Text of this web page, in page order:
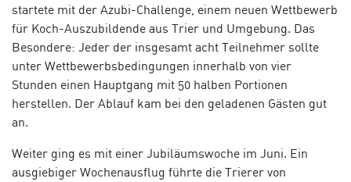
startete mit der Azubi-Challenge, einem neuen Wettbewerb
für Koch-Auszubildende aus Trier und Umgebung. Das
Besondere: Jeder der insgesamt acht Teilnehmer sollte
unter Wettbewerbsbedingungen innerhalb von vier
Stunden einen Hauptgang mit 50 halben Portionen
herstellen. Der Ablauf kam bei den geladenen Gästen gut
an.
Weiter ging es mit einer Jubiläumswoche im Juni. Ein
ausgiebiger Wochenausflug führte die Trierer von